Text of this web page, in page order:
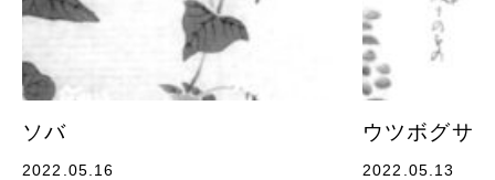
ソバ
2022.05.16
ウツボグサ
2022.05.13